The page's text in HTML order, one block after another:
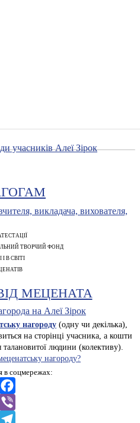
ТВОРЧИЙ ФОНД
В СВІТІ
МЕЦЕНАТА
нагороду (одну чи декілька),
на сторінці учасника, а кошти
людини (колективу).
нагороду?
в соцмережах:
Facebook
Viber